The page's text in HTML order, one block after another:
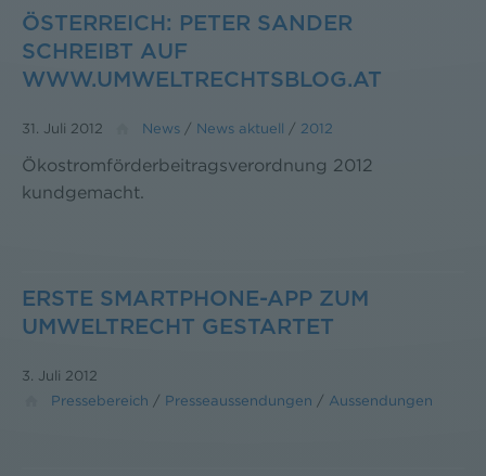
ÖSTERREICH: PETER SANDER
SCHREIBT AUF
WWW.UMWELTRECHTSBLOG.AT
31. Juli 2012 News / News aktuell / 2012
Ökostromförderbeitragsverordnung 2012
kundgemacht.
ERSTE SMARTPHONE-APP ZUM
UMWELTRECHT GESTARTET
3. Juli 2012
Pressebereich / Presseaussendungen / Aussendungen